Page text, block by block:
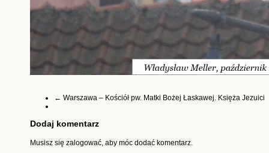
← Warszawa – Kościół pw. Matki Bożej Łaskawej. Księża Jezuici
Dodaj komentarz
Musisz się zalogować, aby móc dodać komentarz.